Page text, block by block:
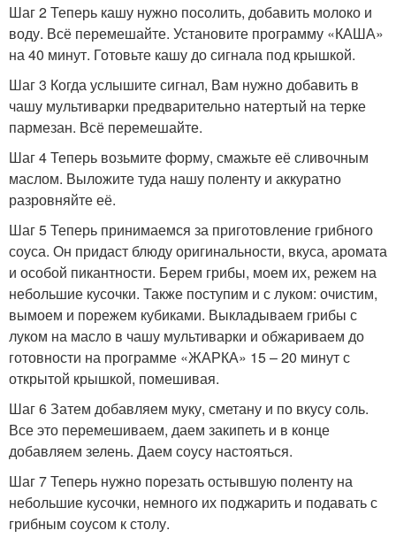
Шаг 2 Теперь кашу нужно посолить, добавить молоко и
воду. Всё перемешайте. Установите программу «КАША»
на 40 минут. Готовьте кашу до сигнала под крышкой.
Шаг 3 Когда услышите сигнал, Вам нужно добавить в
чашу мультиварки предварительно натертый на терке
пармезан. Всё перемешайте.
Шаг 4 Теперь возьмите форму, смажьте её сливочным
маслом. Выложите туда нашу поленту и аккуратно
разровняйте её.
Шаг 5 Теперь принимаемся за приготовление грибного
соуса. Он придаст блюду оригинальности, вкуса, аромата
и особой пикантности. Берем грибы, моем их, режем на
небольшие кусочки. Также поступим и с луком: очистим,
вымоем и порежем кубиками. Выкладываем грибы с
луком на масло в чашу мультиварки и обжариваем до
готовности на программе «ЖАРКА» 15 – 20 минут с
открытой крышкой, помешивая.
Шаг 6 Затем добавляем муку, сметану и по вкусу соль.
Все это перемешиваем, даем закипеть и в конце
добавляем зелень. Даем соусу настояться.
Шаг 7 Теперь нужно порезать остывшую поленту на
небольшие кусочки, немного их поджарить и подавать с
грибным соусом к столу.